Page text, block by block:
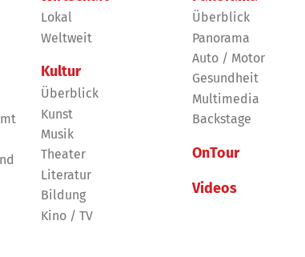
Lokal
Weltweit
Kultur
Überblick
Kunst
Musik
Theater
Literatur
Bildung
Kino / TV
Überblick
Panorama
Auto / Motor
Gesundheit
Multimedia
Backstage
OnTour
Videos